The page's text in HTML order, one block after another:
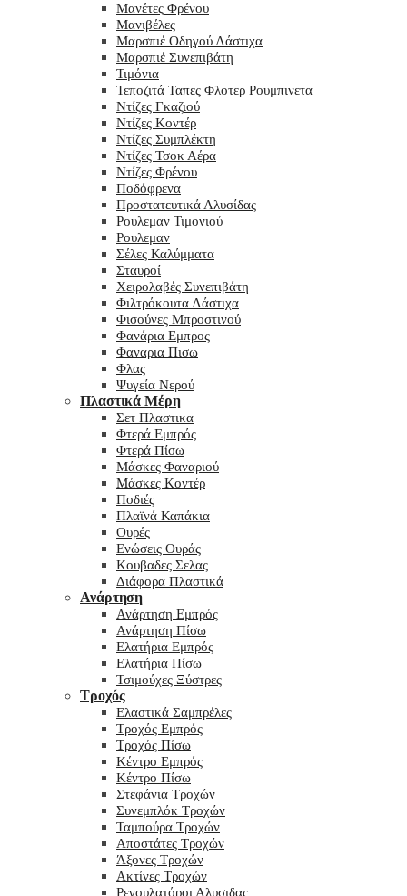
Μανέτες Φρένου
Μανιβέλες
Μαρσπιέ Οδηγού Λάστιχα
Μαρσπιέ Συνεπιβάτη
Τιμόνια
Τεποζιτά Ταπες Φλοτερ Ρουμπινετα
Ντίζες Γκαζιού
Ντίζες Κοντέρ
Ντίζες Συμπλέκτη
Ντίζες Τσοκ Αέρα
Ντίζες Φρένου
Ποδόφρενα
Προστατευτικά Αλυσίδας
Ρουλεμαν Τιμονιού
Ρουλεμαν
Σέλες Καλύμματα
Σταυροί
Χειρολαβές Συνεπιβάτη
Φιλτρόκουτα Λάστιχα
Φισούνες Μπροστινού
Φανάρια Εμπρος
Φαναρια Πισω
Φλας
Ψυγεία Νερού
Πλαστικά Μέρη
Σετ Πλαστικα
Φτερά Εμπρός
Φτερά Πίσω
Μάσκες Φαναριού
Μάσκες Κοντέρ
Ποδιές
Πλαϊνά Καπάκια
Ουρές
Ενώσεις Ουράς
Κουβαδες Σελας
Διάφορα Πλαστικά
Ανάρτηση
Ανάρτηση Εμπρός
Ανάρτηση Πίσω
Ελατήρια Εμπρός
Ελατήρια Πίσω
Τσιμούχες Ξύστρες
Τροχός
Ελαστικά Σαμπρέλες
Τροχός Εμπρός
Τροχός Πίσω
Κέντρο Εμπρός
Κέντρο Πίσω
Στεφάνια Τροχών
Συνεμπλόκ Τροχών
Ταμπούρα Τροχών
Αποστάτες Τροχών
Άξονες Τροχών
Ακτίνες Τροχών
Ρεγουλατόροι Αλυσιδας